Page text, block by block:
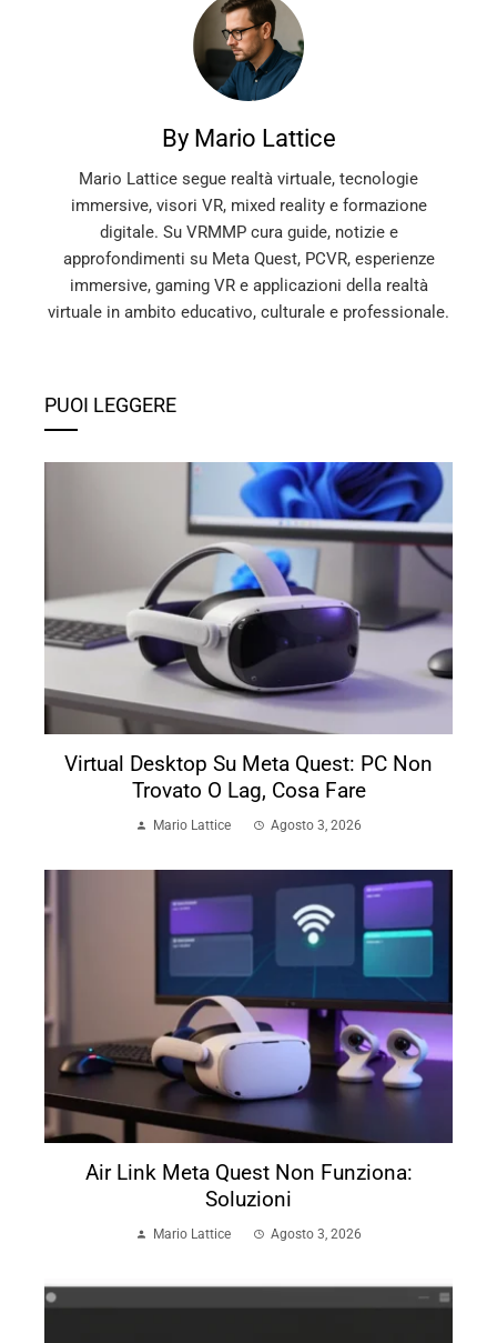
By Mario Lattice
Mario Lattice segue realtà virtuale, tecnologie
immersive, visori VR, mixed reality e formazione
digitale. Su VRMMP cura guide, notizie e
approfondimenti su Meta Quest, PCVR, esperienze
immersive, gaming VR e applicazioni della realtà
virtuale in ambito educativo, culturale e professionale.
PUOI LEGGERE
Virtual Desktop Su Meta Quest: PC Non
Trovato O Lag, Cosa Fare
Mario Lattice Agosto 3, 2026
Air Link Meta Quest Non Funziona:
Soluzioni
Mario Lattice Agosto 3, 2026